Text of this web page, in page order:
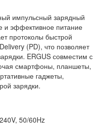
импульсный зарядный
и эффективное питание
протоколы быстрой
(PD), что позволяет
ERGUS совместим с
смартфоны, планшеты,
гаджеты,
зарядки.
50/60Hz